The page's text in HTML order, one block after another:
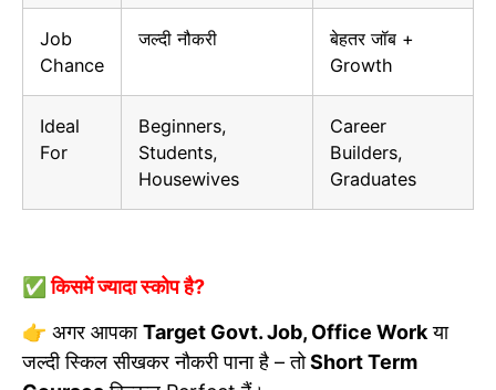
Job
Chance
जल्दी नौकरी
बेहतर जॉब +
Growth
Ideal
For
Beginners,
Students,
Housewives
Career
Builders,
Graduates
✅ किसमें ज्यादा स्कोप है?
👉 अगर आपकाTarget Govt. Job, Office Workया
जल्दी स्किल सीखकर नौकरी पाना है – तोShort Term